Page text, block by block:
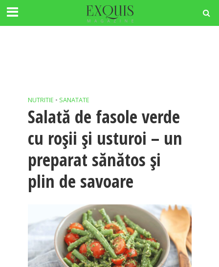
NUTRITIE • SANATATE
Salată de fasole verde
cu roșii și usturoi – un
preparat sănătos și
plin de savoare